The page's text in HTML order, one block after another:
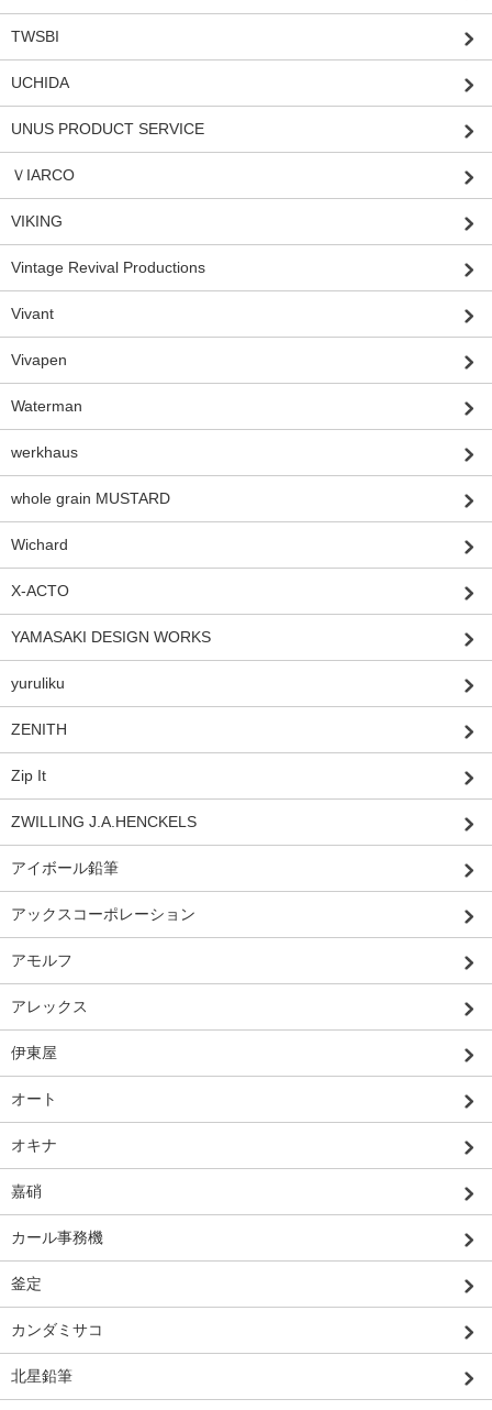
TWSBI
UCHIDA
UNUS PRODUCT SERVICE
ＶIARCO
VIKING
Vintage Revival Productions
Vivant
Vivapen
Waterman
werkhaus
whole grain MUSTARD
Wichard
X-ACTO
YAMASAKI DESIGN WORKS
yuruliku
ZENITH
Zip It
ZWILLING J.A.HENCKELS
アイボール鉛筆
アックスコーポレーション
アモルフ
アレックス
伊東屋
オート
オキナ
嘉硝
カール事務機
釜定
カンダミサコ
北星鉛筆